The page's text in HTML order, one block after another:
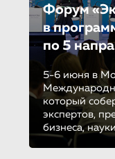
Форум
в
по 5
5-6 июня в
который
экспертов,
бизнеса,